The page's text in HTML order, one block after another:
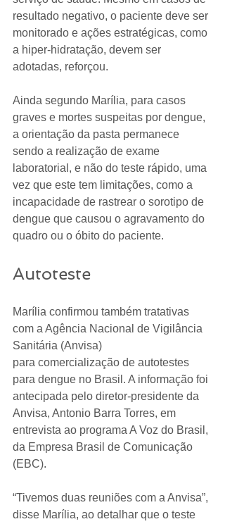
resultado negativo, o paciente deve ser
monitorado e ações estratégicas, como
a hiper-hidratação, devem ser
adotadas, reforçou.
Ainda segundo Marília, para casos
graves e mortes suspeitas por dengue,
a orientação da pasta permanece
sendo a realização de exame
laboratorial, e não do teste rápido, uma
vez que este tem limitações, como a
incapacidade de rastrear o sorotipo de
dengue que causou o agravamento do
quadro ou o óbito do paciente.
Autoteste
Marília confirmou também tratativas
com a Agência Nacional de Vigilância
Sanitária (Anvisa)
para comercialização de autotestes
para dengue no Brasil. A informação foi
antecipada pelo diretor-presidente da
Anvisa, Antonio Barra Torres, em
entrevista ao programa A Voz do Brasil,
da Empresa Brasil de Comunicação
(EBC).
“Tivemos duas reuniões com a Anvisa”,
disse Marília, ao detalhar que o teste